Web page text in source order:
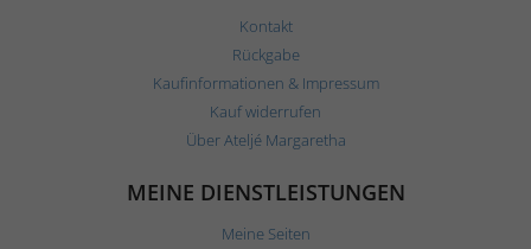
Kontakt
Rückgabe
Kaufinformationen & Impressum
Kauf widerrufen
Über Ateljé Margaretha
MEINE DIENSTLEISTUNGEN
Meine Seiten